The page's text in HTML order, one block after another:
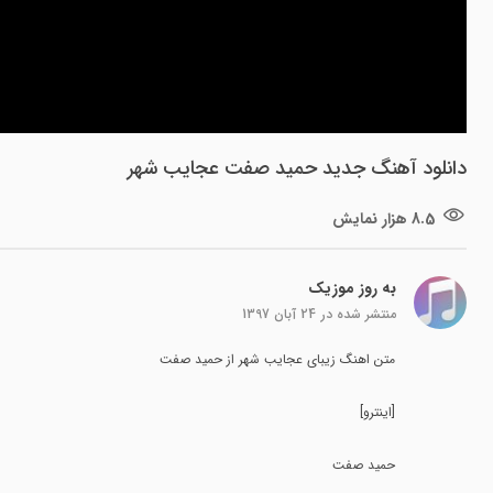
دانلود آهنگ جدید حمید صفت عجایب شهر
8.5 هزار نمایش
به روز موزیک
منتشر شده در 24 آبان 1397
متن اهنگ زیبای عجایب شهر از حمید صفت
[اینترو]
حمید صفت